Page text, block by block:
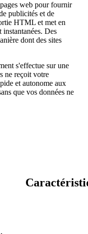
web pour fournir
publicités et de
HTML et met en
instantanées. Des
dont des sites
s'effectue sur une
ne reçoit votre
et autonome aux
que vos données ne